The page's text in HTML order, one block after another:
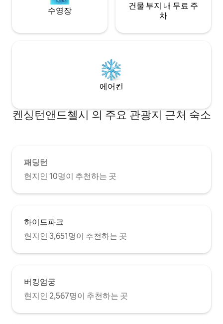
수영장
건물 부지 내 무료 주
차
에어컨
켄싱턴앤드첼시 의 주요 관광지 근처 숙소
패딩턴
현지인 10명이 추천하는 곳
하이드파크
현지인 3,651명이 추천하는 곳
버킹엄궁
현지인 2,567명이 추천하는 곳